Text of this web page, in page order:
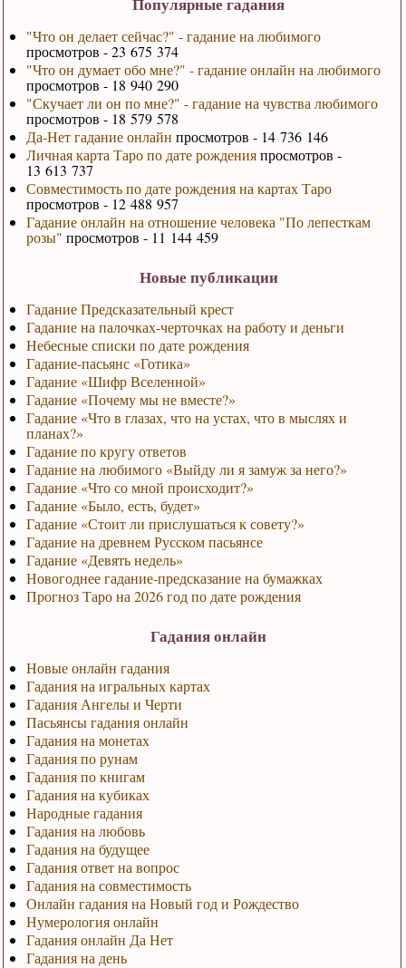
"Что он делает сейчас?" - гадание на любимого
просмотров - 23 675 374
"Что он думает обо мне?" - гадание онлайн на любимого
просмотров - 18 940 290
"Скучает ли он по мне?" - гадание на чувства любимого
просмотров - 18 579 578
Да-Нет гадание онлайн просмотров - 14 736 146
Личная карта Таро по дате рожденияпросмотров -
13 613 737
Совместимость по дате рождения на картах Таро
просмотров - 12 488 957
Гадание онлайн на отношение человека "По лепесткам
розы" просмотров - 11 144 459
Новые публикации
Гадание Предсказательный крест
Гадание на палочках-черточках на работу и деньги
Небесные списки по дате рождения
Гадание-пасьянс «Готика»
Гадание «Шифр Вселенной»
Гадание «Почему мы не вместе?»
Гадание «Что в глазах, что на устах, что в мыслях и
планах?»
Гадание по кругу ответов
Гадание на любимого «Выйду ли я замуж за него?»
Гадание «Что со мной происходит?»
Гадание «Было, есть, будет»
Гадание «Стоит ли прислушаться к совету?»
Гадание на древнем Русском пасьянсе
Гадание «Девять недель»
Новогоднее гадание-предсказание на бумажках
Прогноз Таро на 2026 год по дате рождения
Гадания онлайн
Новые онлайн гадания
Гадания на игральных картах
Гадания Ангелы и Черти
Пасьянсы гадания онлайн
Гадания на монетах
Гадания по рунам
Гадания по книгам
Гадания на кубиках
Народные гадания
Гадания на любовь
Гадания на будущее
Гадания ответ на вопрос
Гадания на совместимость
Онлайн гадания на Новый год и Рождество
Нумерология онлайн
Гадания онлайн Да Нет
Гадания на день